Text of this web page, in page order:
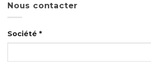
Nous contacter
Société *